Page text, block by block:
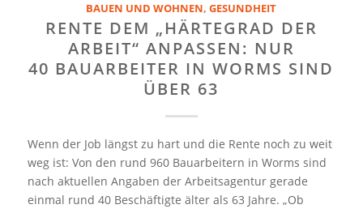
BAUEN UND WOHNEN,GESUNDHEIT
RENTE DEM „HÄRTEGRAD DER
ARBEIT“ ANPASSEN: NUR
40 BAUARBEITER IN WORMS SIND
ÜBER 63
Wenn der Job längst zu hart und die Rente noch zu weit
weg ist: Von den rund 960 Bauarbeitern in Worms sind
nach aktuellen Angaben der Arbeitsagentur gerade
einmal rund 40 Beschäftigte älter als 63 Jahre. „Ob